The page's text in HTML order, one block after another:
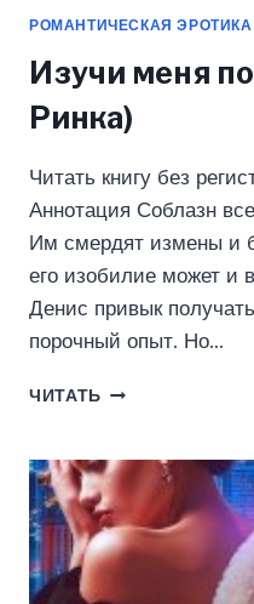
РОМАНТИЧЕСКАЯ ЭРОТИКА
Изучи меня
Ринка)
Читать книгу без
Аннотация Соблазн
Им смердят измены и
его изобилие может и
Денис привык
порочный опыт. Но…
ЧИТАТЬ ИЗУЧИ
ФРЕЙДУ
(КЕЙТ
РИНКА)